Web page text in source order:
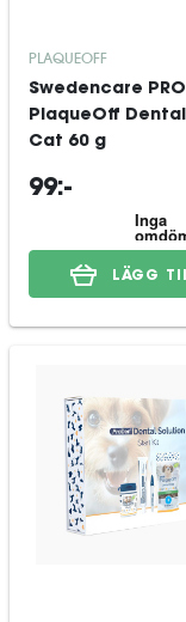
PLAQUEOFF
Swedencare
PlaqueOff
Cat 60 g
99:-
LÄGG